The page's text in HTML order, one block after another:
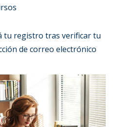
tu registro tras verificar tu
de correo electrónico